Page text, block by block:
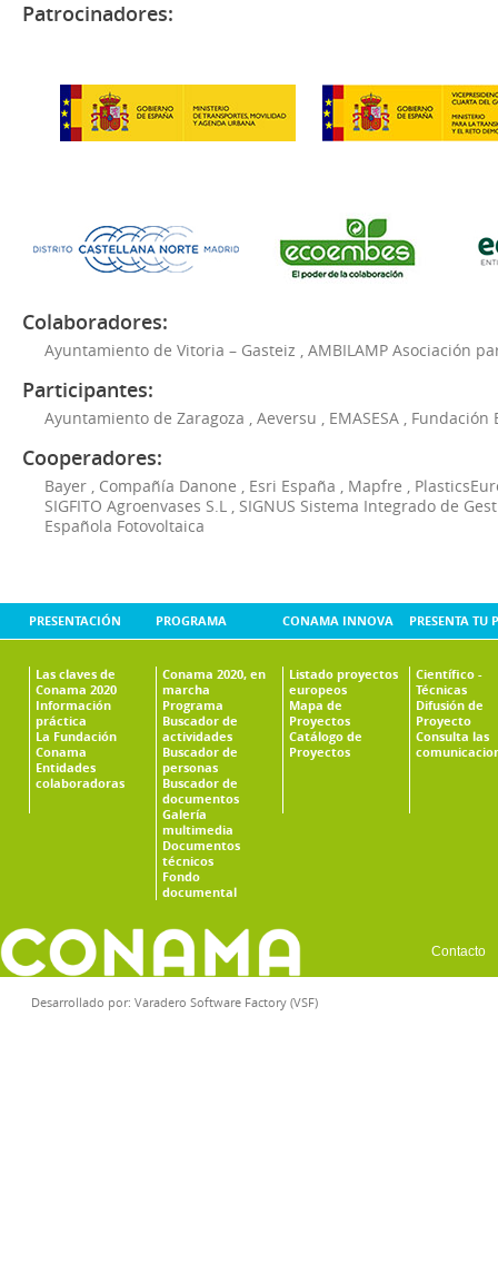
Patrocinadores:
Colaboradores:
Ayuntamiento de Vitoria – Gasteiz AMBILAMP Asociación
Participantes:
Ayuntamiento de Zaragoza Aeversu EMASESA Fundación
Cooperadores:
Bayer Compañía Danone Esri España Mapfre
SIGFITO Agroenvases S.L
SIGNUS Sistema Integrado de
Española Fotovoltaica
PRESENTACIÓN
Las claves de
Conama 2020
Información
práctica
La Fundación
Conama
Entidades
colaboradoras
PROGRAMA
Conama 2020, en
marcha
Programa
Buscador de
actividades
Buscador de
personas
Buscador de
documentos
Galería
multimedia
Documentos
técnicos
Fondo
documental
CONAMA INNOVA
Listado proyectos
europeos
Mapa de
Proyectos
Catálogo de
Proyectos
PRESENTA TU
Científico -
Técnicas
Difusión de
Proyecto
Consulta las
Contacto
Desarrollado por: Varadero Software Factory (VSF)